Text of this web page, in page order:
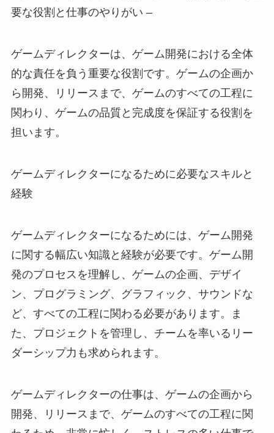
要な役割と仕事のやりがい –
ゲームディレクターは、ゲーム開発における全体
的な責任を負う重要な役割です。ゲームの企画か
ら開発、リリースまで、ゲームのすべての工程に
関わり、ゲームの品質と完成度を保証する役割を
担います。
ゲームディレクターになるために必要なスキルと
経験
ゲームディレクターになるためには、ゲーム開発
に関する幅広い知識と経験が必要です。ゲーム開
発のプロセスを理解し、ゲームの企画、デザイ
ン、プログラミング、グラフィック、サウンドな
ど、すべての工程に関わる必要があります。ま
た、プロジェクトを管理し、チームを率いるリー
ダーシップ力も求められます。
ゲームディレクターの仕事は、ゲームの企画から
開発、リリースまで、ゲームのすべての工程に関